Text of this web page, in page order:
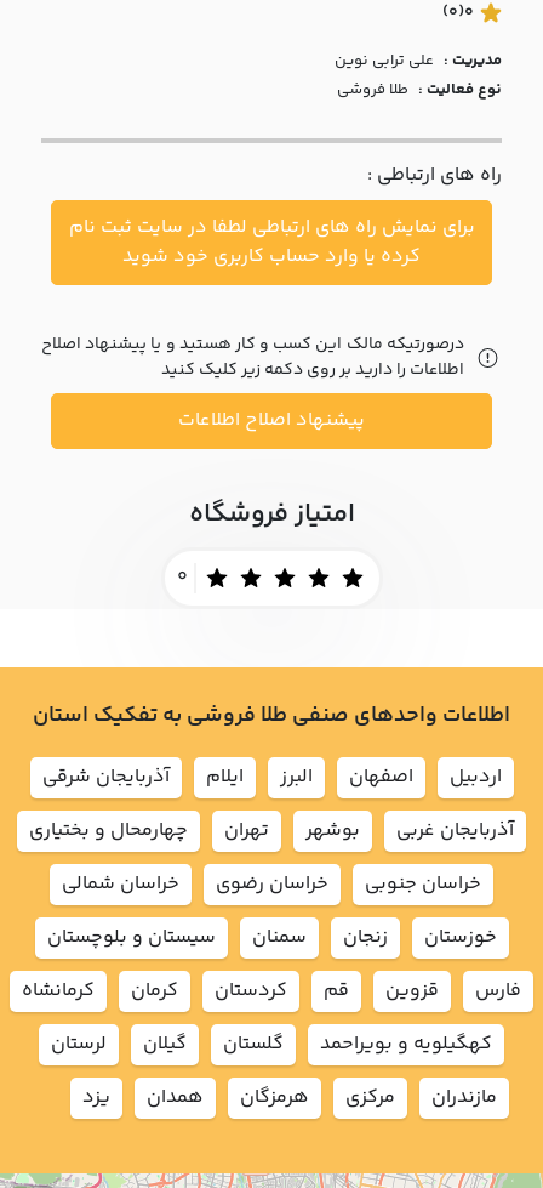
با ما
مقالات
اخبار
پرسش
متداول
خواست
0
(0)
مدیریت : علي ترابي نوين
نوع فعالیت : طلا فروشی
راه های ارتباطی :
برای نمایش راه های ارتباطی لطفا در سایت ثبت نام
کرده یا وارد حساب کاربری خود شوید
درصورتیکه مالک این کسب و کار هستید و یا پیشنهاد اصلاح
اطلاعات را دارید بر روی دکمه زیر کلیک کنید
پیشنهاد اصلاح اطلاعات
امتیاز فروشگاه
0
اطلاعات واحدهای صنفی طلا فروشی به تفکیک استان
اردبيل اصفهان البرز ايلام
آذربايجان شرقي
آذربايجان غربي
بوشهر تهران
چهارمحال و بختياري
خراسان جنوبي
خراسان رضوي
خراسان شمالي
خوزستان
زنجان سمنان
سيستان و بلوچستان
فارس
قزوين قم كردستان كرمان
كرمانشاه
كهگيلويه و بويراحمد
گلستان گيلان
لرستان
مازندران
مركزي هرمزگان همدان يزد